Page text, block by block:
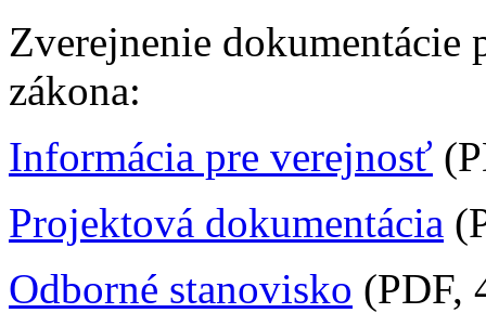
Zverejnenie dokumentácie
zákona:
Informácia pre verejnosť
Projektová dokumentácia
Odborné stanovisko (PDF,